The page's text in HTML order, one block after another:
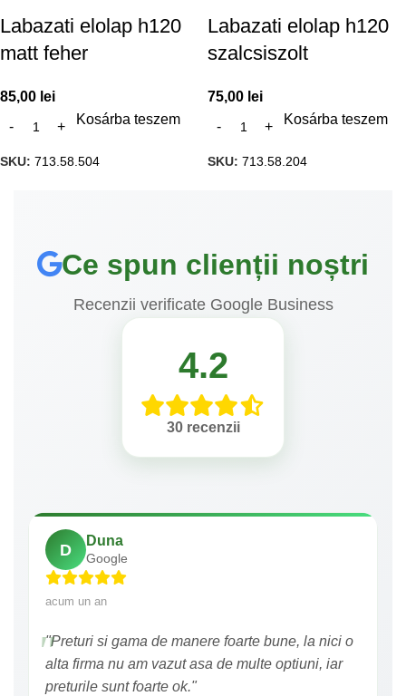
Labazati elolap h120
matt feher
85,00 lei
Kosárba teszem
SKU: 713.58.504
Labazati elolap h120
szalcsiszolt
75,00 lei
Kosárba teszem
SKU: 713.58.204
Ce spun clienții noștri
Recenzii verificate Google Business
4.2
30 recenzii
D
Duna
Google
acum un an
"Preturi si gama de manere foarte bune, la nici o
alta firma nu am vazut asa de multe optiuni, iar
preturile sunt foarte ok."